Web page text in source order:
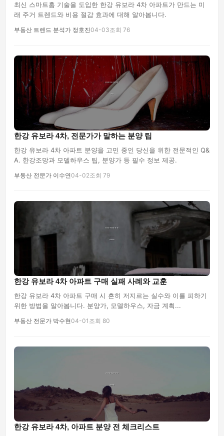
최신 스마트홈 기술을 도입한 한강 유보라 4차 아파트가 만드는 미
래 주거 트렌드와 비용 절감 효과에 대해 알아봅니다.
부동산 트렌드 분석가 정호진04-03조회 76
한강 유보라 4차, 전문가가 말하는 분양 팁
한강 유보라 4차 아파트 분양을 고민 중인 당신을 위한 전문적인 Q&
A. 한강조망과 모델하우스 팁, 분양가 등 필수 정보 제공.
부동산 전문가 이수연04-02조회 79
한강 유보라 4차 아파트 구매 실패 사례와 교훈
한강 유보라 4차 아파트 구매 시 흔히 저지르는 실수와 이를 피하기
위한 방법을 알아봅니다. 분양가, 모델하우스, 자금 계획...
부동산 전문가 박수현04-01 조회 80
한강 유보라 4차, 아파트 분양 전 체크리스트